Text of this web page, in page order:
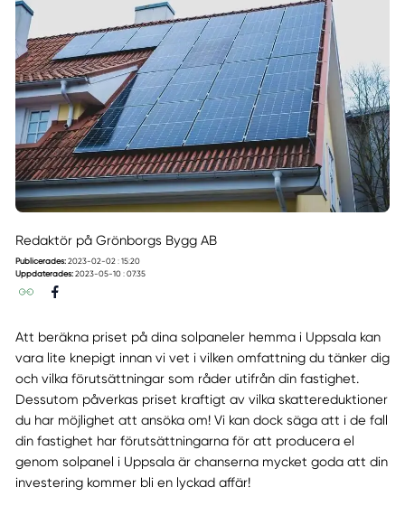
Redaktör på Grönborgs Bygg AB
Publicerades: 2023-02-02 : 15:20
Uppdaterades: 2023-05-10 : 07:35
Att beräkna priset på dina solpaneler hemma i Uppsala kan
vara lite knepigt innan vi vet i vilken omfattning du tänker dig
och vilka förutsättningar som råder utifrån din fastighet.
Dessutom påverkas priset kraftigt av vilka skattereduktioner
du har möjlighet att ansöka om! Vi kan dock säga att i de fall
din fastighet har förutsättningarna för att producera el
genom solpanel i Uppsala är chanserna mycket goda att din
investering kommer bli en lyckad affär!